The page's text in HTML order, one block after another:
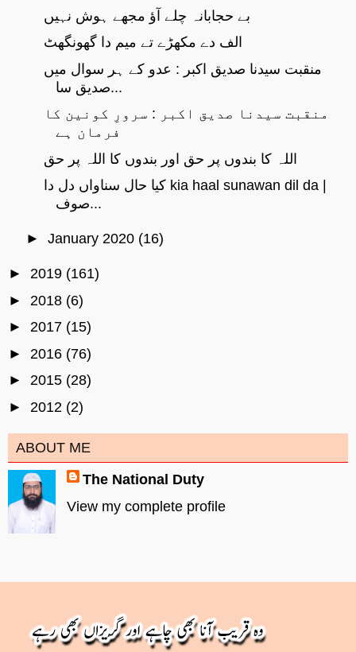
بے حجابانہ چلے آؤ مجھے ہوش نہیں
الف دے مکھڑے تے میم دا گھونگھٹ
منقبت سیدنا صدیق اکبر : عدو کے ہر سوال میں
صدیق سا...
منقبت سیدنا صدیق اکبر : سرورِ کونین کا
فرمان ہے
اللہ کا بندوں پر حق اور بندوں کا اللہ پر حق
کیا حال سناواں دل دا kia haal sunawan dil da |
صوف...
► January 2020 (16)
► 2019 (161)
► 2018 (6)
► 2017 (15)
► 2016 (76)
► 2015 (28)
► 2012 (2)
ABOUT ME
The National Duty
View my complete profile